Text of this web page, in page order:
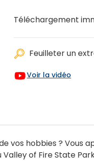
Téléchargement
Feuilleter un
Voir la vidéo
vos hobbies ?
of Fire State